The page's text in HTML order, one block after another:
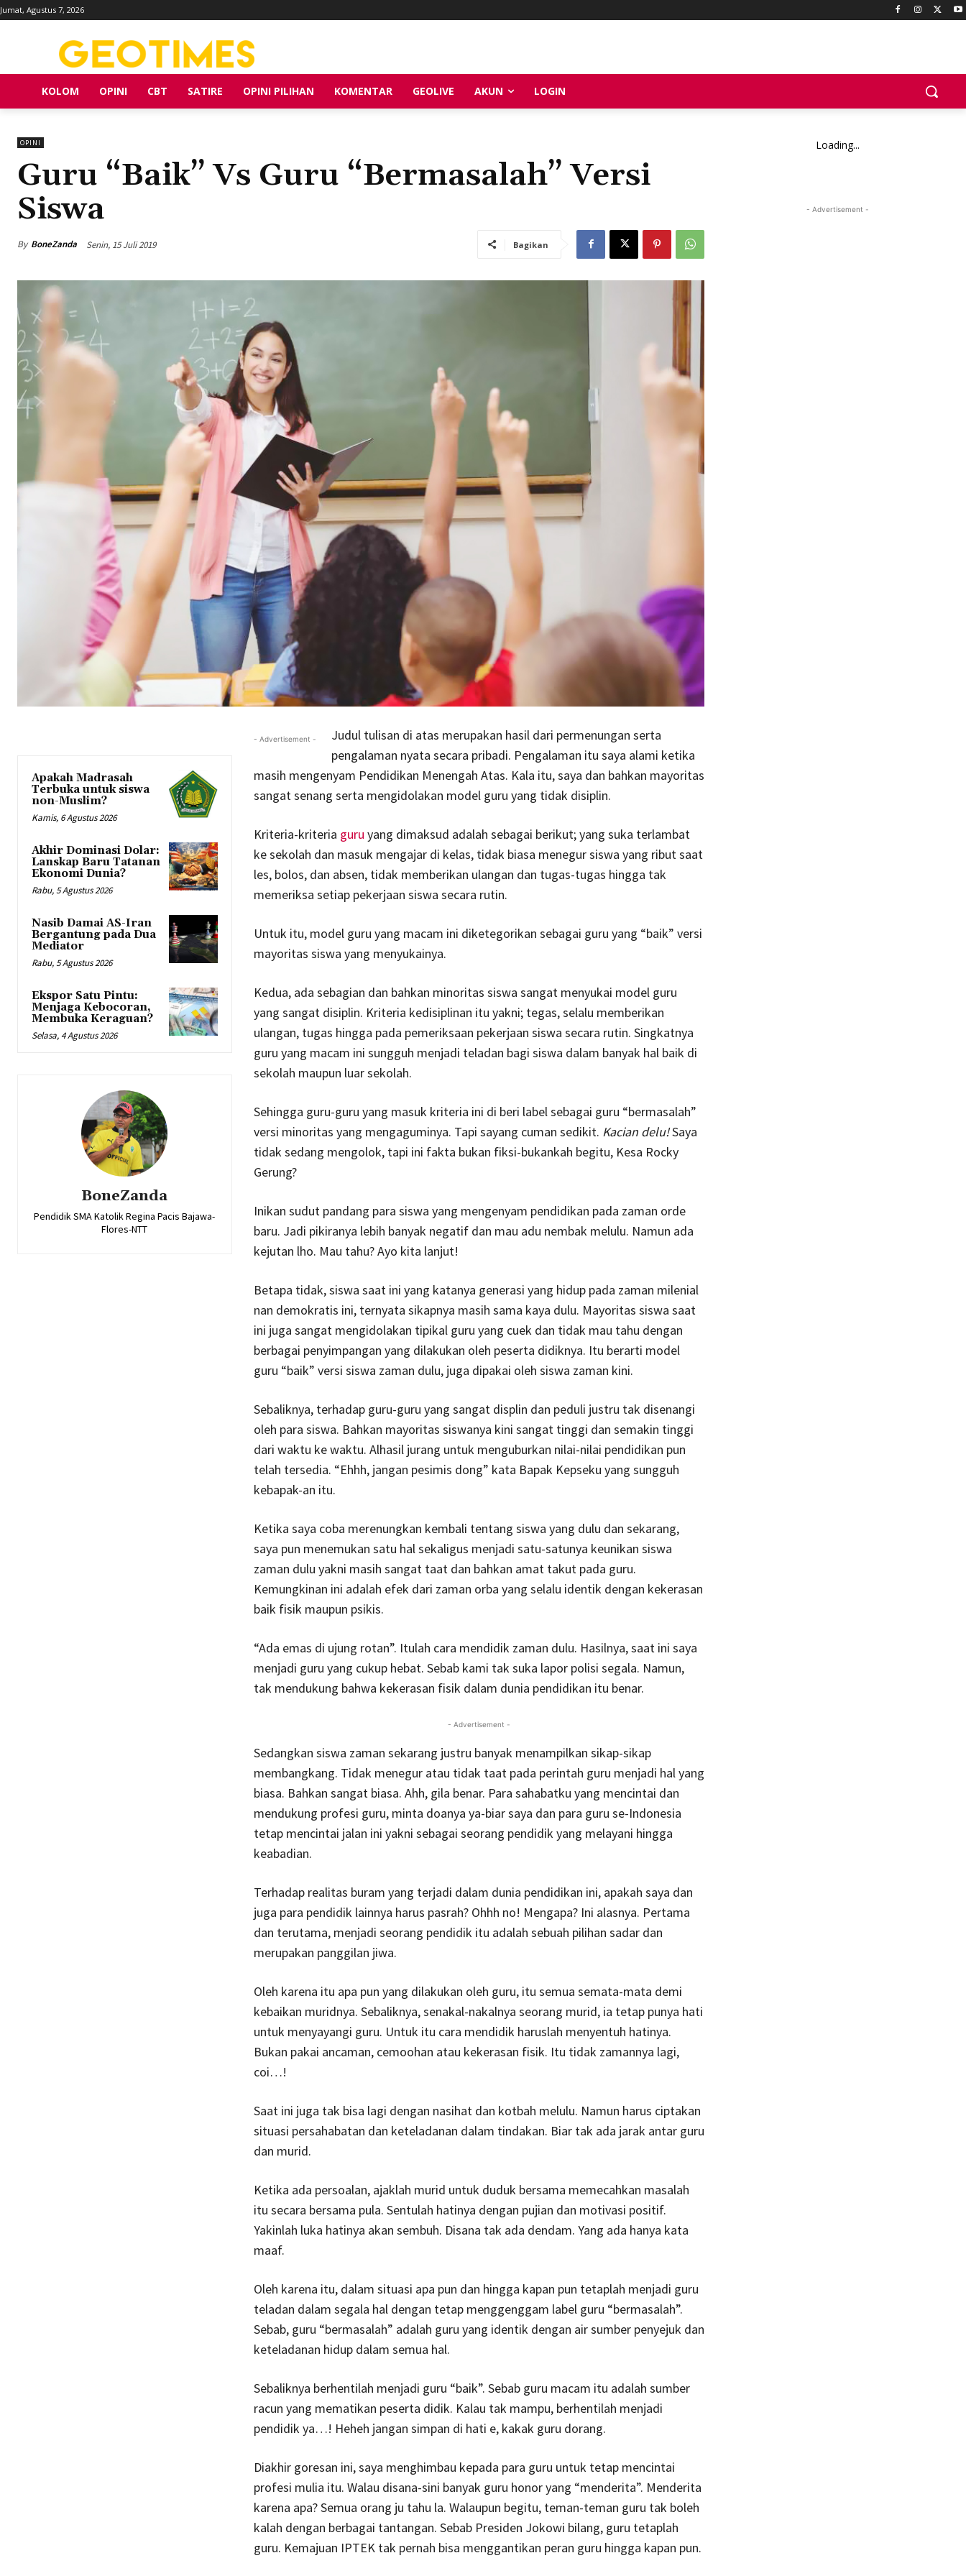
Jumat, Agustus 7, 2026
KOLOM OPINI CBT SATIRE OPINI PILIHAN KOMENTAR GEOLIVE AKUN LOGIN
OPINI
Guru “Baik” Vs Guru “Bermasalah” Versi
Siswa
By BoneZanda Senin, 15 Juli 2019 Bagikan
Apakah Madrasah
Terbuka untuk siswa
non-Muslim?
Kamis, 6 Agustus 2026
Akhir Dominasi Dolar:
Lanskap Baru Tatanan
Ekonomi Dunia?
Rabu, 5 Agustus 2026
Nasib Damai AS-Iran
Bergantung pada Dua
Mediator
Rabu, 5 Agustus 2026
Ekspor Satu Pintu:
Menjaga Kebocoran,
Membuka Keraguan?
Selasa, 4 Agustus 2026
BoneZanda
Pendidik SMA Katolik Regina Pacis Bajawa-
Flores-NTT
- Advertisement -
Judul tulisan di atas merupakan hasil dari permenungan serta
pengalaman nyata secara pribadi. Pengalaman itu saya alami ketika
masih mengenyam Pendidikan Menengah Atas. Kala itu, saya dan bahkan mayoritas
sangat senang serta mengidolakan model guru yang tidak disiplin.
Kriteria-kriteria guru yang dimaksud adalah sebagai berikut; yang suka terlambat
ke sekolah dan masuk mengajar di kelas, tidak biasa menegur siswa yang ribut saat
les, bolos, dan absen, tidak memberikan ulangan dan tugas-tugas hingga tak
memeriksa setiap pekerjaan siswa secara rutin.
Untuk itu, model guru yang macam ini diketegorikan sebagai guru yang “baik” versi
mayoritas siswa yang menyukainya.
Kedua, ada sebagian dan bahkan minoritas siswa sangat menyukai model guru
yang sangat disiplin. Kriteria kedisiplinan itu yakni; tegas, selalu memberikan
ulangan, tugas hingga pada pemeriksaan pekerjaan siswa secara rutin. Singkatnya
guru yang macam ini sungguh menjadi teladan bagi siswa dalam banyak hal baik di
sekolah maupun luar sekolah.
Sehingga guru-guru yang masuk kriteria ini di beri label sebagai guru “bermasalah”
versi minoritas yang mengaguminya. Tapi sayang cuman sedikit. Kacian delu!Saya
tidak sedang mengolok, tapi ini fakta bukan fiksi-bukankah begitu, Kesa Rocky
Gerung?
Inikan sudut pandang para siswa yang mengenyam pendidikan pada zaman orde
baru. Jadi pikiranya lebih banyak negatif dan mau adu nembak melulu. Namun ada
kejutan lho. Mau tahu? Ayo kita lanjut!
Betapa tidak, siswa saat ini yang katanya generasi yang hidup pada zaman milenial
nan demokratis ini, ternyata sikapnya masih sama kaya dulu. Mayoritas siswa saat
ini juga sangat mengidolakan tipikal guru yang cuek dan tidak mau tahu dengan
berbagai penyimpangan yang dilakukan oleh peserta didiknya. Itu berarti model
guru “baik” versi siswa zaman dulu, juga dipakai oleh siswa zaman kini.
Sebaliknya, terhadap guru-guru yang sangat displin dan peduli justru tak disenangi
oleh para siswa. Bahkan mayoritas siswanya kini sangat tinggi dan semakin tinggi
dari waktu ke waktu. Alhasil jurang untuk menguburkan nilai-nilai pendidikan pun
telah tersedia. “Ehhh, jangan pesimis dong” kata Bapak Kepseku yang sungguh
kebapak-an itu.
Ketika saya coba merenungkan kembali tentang siswa yang dulu dan sekarang,
saya pun menemukan satu hal sekaligus menjadi satu-satunya keunikan siswa
zaman dulu yakni masih sangat taat dan bahkan amat takut pada guru.
Kemungkinan ini adalah efek dari zaman orba yang selalu identik dengan kekerasan
baik fisik maupun psikis.
“Ada emas di ujung rotan”. Itulah cara mendidik zaman dulu. Hasilnya, saat ini saya
menjadi guru yang cukup hebat. Sebab kami tak suka lapor polisi segala. Namun,
tak mendukung bahwa kekerasan fisik dalam dunia pendidikan itu benar.
- Advertisement -
Sedangkan siswa zaman sekarang justru banyak menampilkan sikap-sikap
membangkang. Tidak menegur atau tidak taat pada perintah guru menjadi hal yang
biasa. Bahkan sangat biasa. Ahh, gila benar. Para sahabatku yang mencintai dan
mendukung profesi guru, minta doanya ya-biar saya dan para guru se-Indonesia
tetap mencintai jalan ini yakni sebagai seorang pendidik yang melayani hingga
keabadian.
Terhadap realitas buram yang terjadi dalam dunia pendidikan ini, apakah saya dan
juga para pendidik lainnya harus pasrah? Ohhh no! Mengapa? Ini alasnya. Pertama
dan terutama, menjadi seorang pendidik itu adalah sebuah pilihan sadar dan
merupakan panggilan jiwa.
Oleh karena itu apa pun yang dilakukan oleh guru, itu semua semata-mata demi
kebaikan muridnya. Sebaliknya, senakal-nakalnya seorang murid, ia tetap punya hati
untuk menyayangi guru. Untuk itu cara mendidik haruslah menyentuh hatinya.
Bukan pakai ancaman, cemoohan atau kekerasan fisik. Itu tidak zamannya lagi,
coi…!
Saat ini juga tak bisa lagi dengan nasihat dan kotbah melulu. Namun harus ciptakan
situasi persahabatan dan keteladanan dalam tindakan. Biar tak ada jarak antar guru
dan murid.
Ketika ada persoalan, ajaklah murid untuk duduk bersama memecahkan masalah
itu secara bersama pula. Sentulah hatinya dengan pujian dan motivasi positif.
Yakinlah luka hatinya akan sembuh. Disana tak ada dendam. Yang ada hanya kata
maaf.
Oleh karena itu, dalam situasi apa pun dan hingga kapan pun tetaplah menjadi guru
teladan dalam segala hal dengan tetap menggenggam label guru “bermasalah”.
Sebab, guru “bermasalah” adalah guru yang identik dengan air sumber penyejuk dan
keteladanan hidup dalam semua hal.
Sebaliknya berhentilah menjadi guru “baik”. Sebab guru macam itu adalah sumber
racun yang mematikan peserta didik. Kalau tak mampu, berhentilah menjadi
pendidik ya…! Heheh jangan simpan di hati e, kakak guru dorang.
Diakhir goresan ini, saya menghimbau kepada para guru untuk tetap mencintai
profesi mulia itu. Walau disana-sini banyak guru honor yang “menderita”. Menderita
karena apa? Semua orang ju tahu la. Walaupun begitu, teman-teman guru tak boleh
kalah dengan berbagai tantangan. Sebab Presiden Jokowi bilang, guru tetaplah
guru. Kemajuan IPTEK tak pernah bisa menggantikan peran guru hingga kapan pun.
Loading...
- Advertisement -